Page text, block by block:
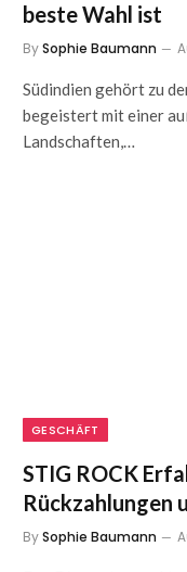
beste Wahl ist
BySophie Baumann
Südindien gehört zu
begeistert mit einer
Landschaften,…
GESCHÄFT
STIG ROCK
Rückzahlungen
BySophie Baumann